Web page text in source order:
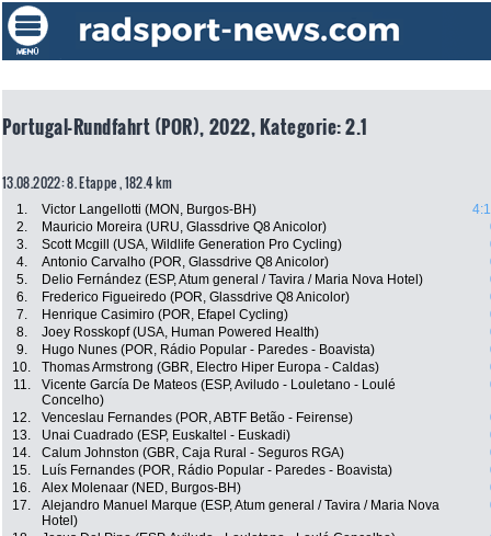
Portugal-Rundfahrt (POR), 2022, Kategorie: 2.1
13.08.2022: 8. Etappe , 182.4 km
1. Victor Langellotti (MON, Burgos-BH)
2.
Mauricio Moreira (URU, Glassdrive Q8 Anicolor)
3.
Scott Mcgill (USA, Wildlife Generation Pro Cycling)
4.
Antonio Carvalho (POR, Glassdrive Q8 Anicolor)
5.
Delio Fernández (ESP, Atum general / Tavira / Maria Nova Hotel)
6.
Frederico Figueiredo (POR, Glassdrive Q8 Anicolor)
7.
Henrique Casimiro (POR, Efapel Cycling)
8.
Joey Rosskopf (USA, Human Powered Health)
9.
Hugo Nunes (POR, Rádio Popular - Paredes - Boavista)
10.
Thomas Armstrong (GBR, Electro Hiper Europa - Caldas)
11.
Vicente García De Mateos (ESP, Aviludo - Louletano - Loulé
Concelho)
12. Venceslau Fernandes (POR, ABTF Betão - Feirense)
13.
Unai Cuadrado (ESP, Euskaltel - Euskadi)
14.
Calum Johnston (GBR, Caja Rural - Seguros RGA)
15.
Luís Fernandes (POR, Rádio Popular - Paredes - Boavista)
16.
Alex Molenaar (NED, Burgos-BH)
17.
Alejandro Manuel Marque (ESP, Atum general / Tavira / Maria Nova
Hotel)